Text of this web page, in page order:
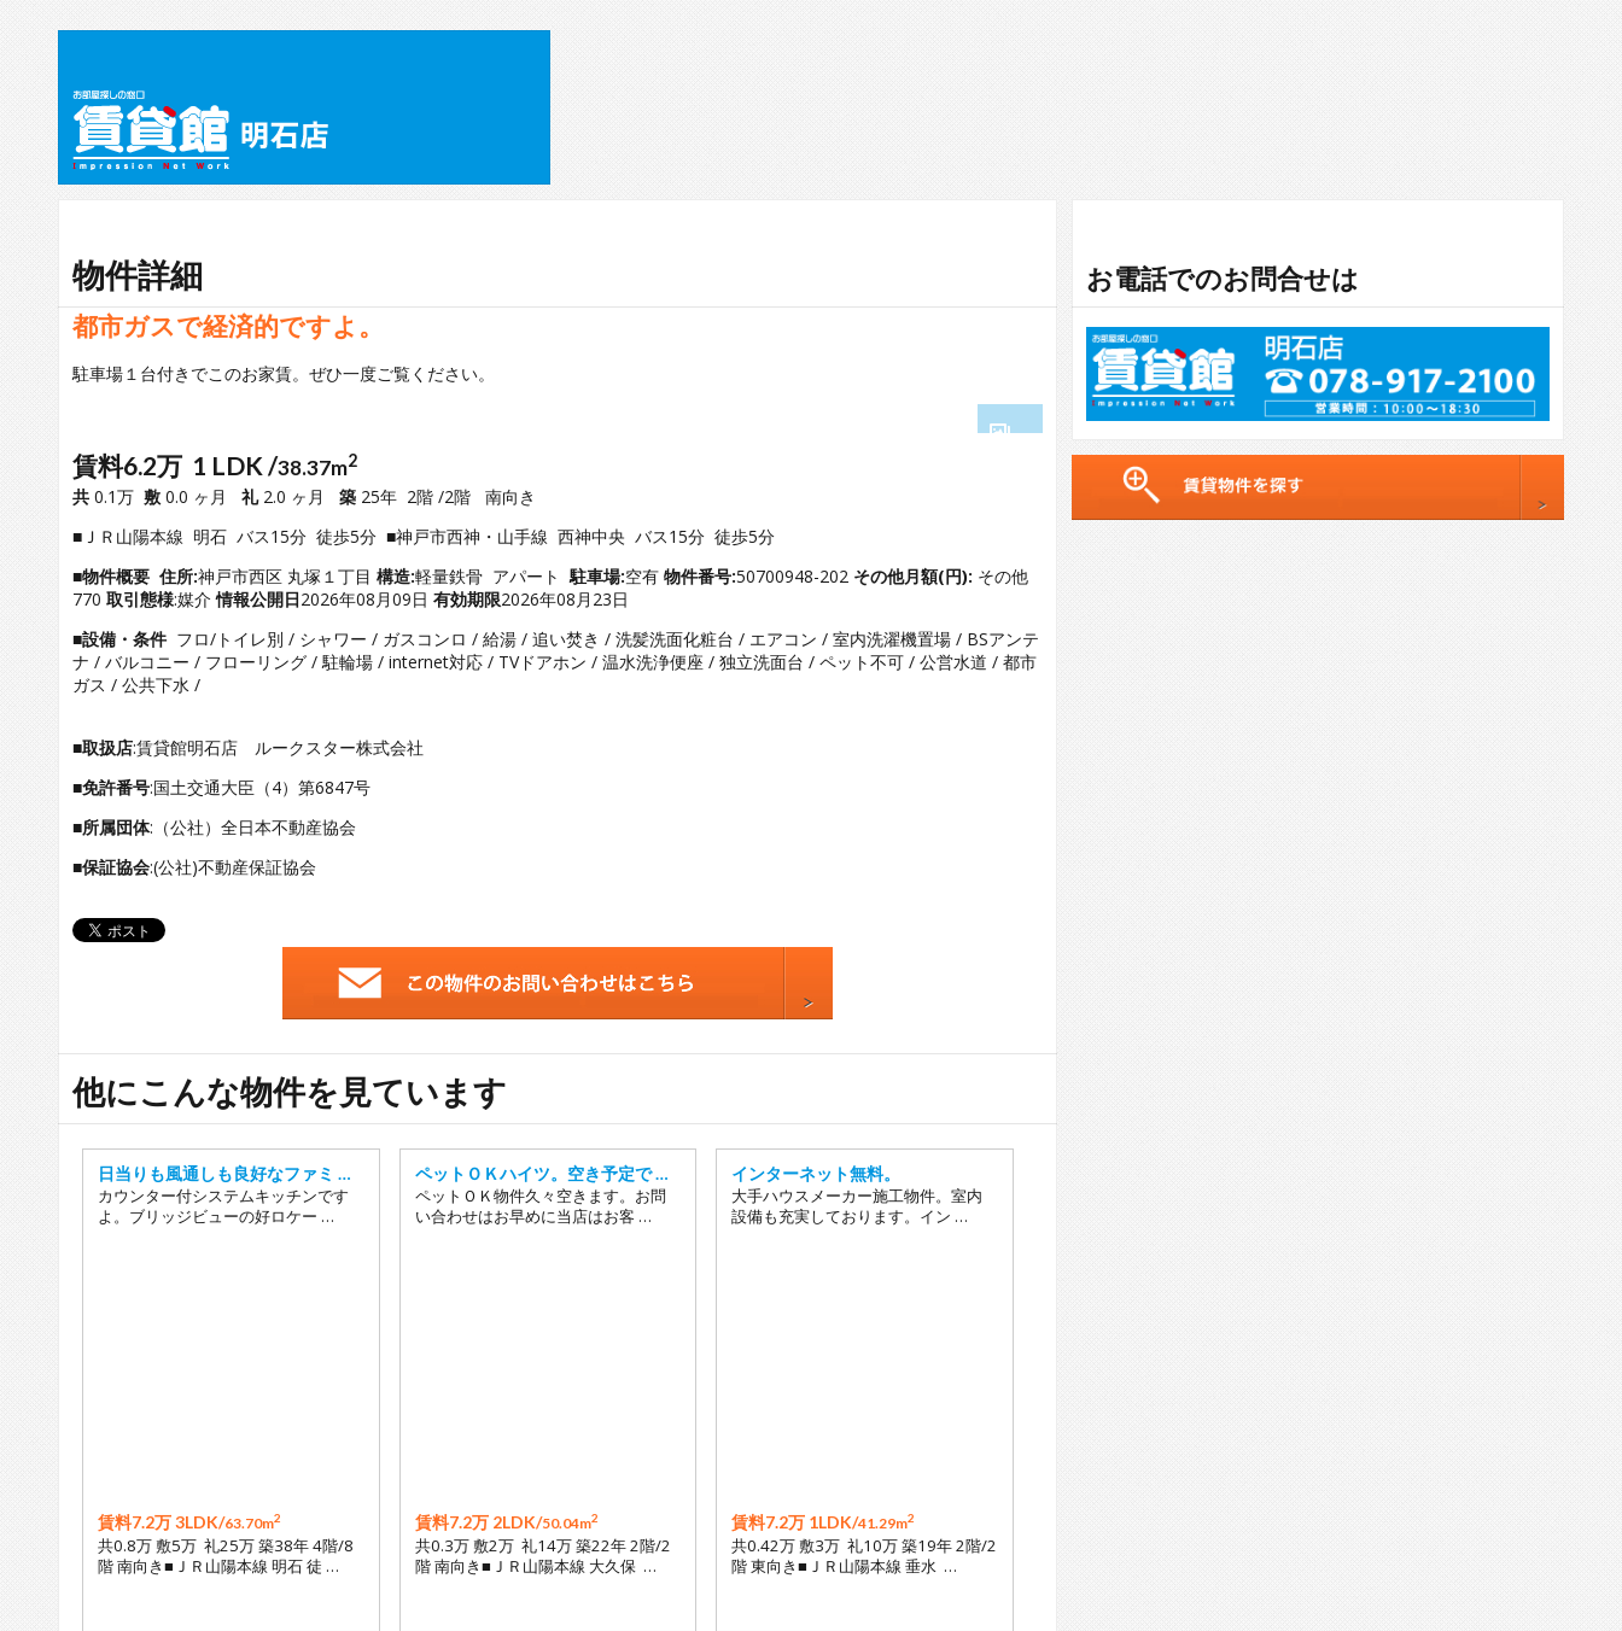
物件詳細
都市ガスで経済的ですよ。
駐車場１台付きでこのお家賃。ぜひ一度ご覧ください。
4
6
17
19
賃料6.2万 1 LDK /38.37m2
共 0.1万 敷 0.0 ヶ月 礼2.0 ヶ月 築 25年 2階 /2階 南向き
■ＪＲ山陽本線 明石 バス15分 徒歩5分 ■神戸市西神・山手線 西神中央 バス15分 徒歩5分
■物件概要 住所:神戸市西区 丸塚１丁目 構造:軽量鉄骨 アパート 駐車場:空有 物件番号:50700948-202 その他月額(円): その他
770 取引態様:媒介情報公開日2026年08月09日 有効期限2026年08月23日
■設備・条件 フロ/トイレ別 / シャワー / ガスコンロ / 給湯 / 追い焚き / 洗髪洗面化粧台 / エアコン / 室内洗濯機置場 / BSアンテ
ナ / バルコニー / フローリング / 駐輪場 / internet対応 / TVドアホン / 温水洗浄便座 / 独立洗面台 / ペット不可 / 公営水道 / 都市
ガス / 公共下水 /
■取扱店:賃貸館明石店 ルークスター株式会社
■免許番号:国土交通大臣（4）第6847号
■所属団体:（公社）全日本不動産協会
■保証協会:(公社)不動産保証協会
他にこんな物件を見ています
日当りも風通しも良好なファミ …
カウンター付システムキッチンです
よ。ブリッジビューの好ロケー …
賃料7.2万 3LDK/63.70m2
共0.8万 敷5万 礼25万 築38年 4階/8
階 南向き■ＪＲ山陽本線 明石 徒 …
ペットＯＫハイツ。空き予定で …
ペットＯＫ物件久々空きます。お問
い合わせはお早めに当店はお客 …
賃料7.2万 2LDK/50.04m2
共0.3万 敷2万 礼14万 築22年 2階/2
階 南向き■ＪＲ山陽本線 大久保 …
インターネット無料。
大手ハウスメーカー施工物件。室内
設備も充実しております。イン …
賃料7.2万 1LDK/41.29m2
共0.42万 敷3万 礼10万 築19年 2階/2
階 東向き■ＪＲ山陽本線 垂水 …
お電話でのお問合せは